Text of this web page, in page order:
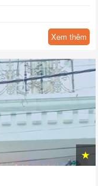
Xem thêm